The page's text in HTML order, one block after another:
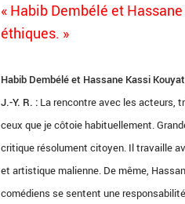
« Habib Dembélé et
éthiques. »
Habib Dembélé et Hassane Kassi
J.-Y. R. : La rencontre avec les acteurs,
ceux que je côtoie habituellement.
critique résolument citoyen. Il travaille
et artistique malienne. De même,
comédiens se sentent une